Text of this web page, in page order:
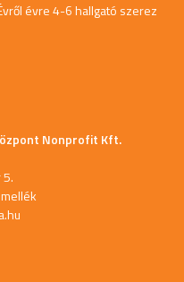
évre 4-6 hallgató szerez
Nonprofit Kft.